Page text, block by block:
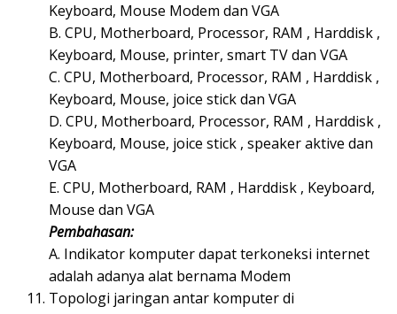
Keyboard, Mouse Modem dan VGA
B. CPU, Motherboard, Processor, RAM , Harddisk ,
Keyboard, Mouse, printer, smart TV dan VGA
C. CPU, Motherboard, Processor, RAM , Harddisk ,
Keyboard, Mouse, joice stick dan VGA
D. CPU, Motherboard, Processor, RAM , Harddisk ,
Keyboard, Mouse, joice stick , speaker aktive dan
VGA
E. CPU, Motherboard, RAM , Harddisk , Keyboard,
Mouse dan VGA
Pembahasan:
A. Indikator komputer dapat terkoneksi internet
adalah adanya alat bernama Modem
Topologi jaringan antar komputer di